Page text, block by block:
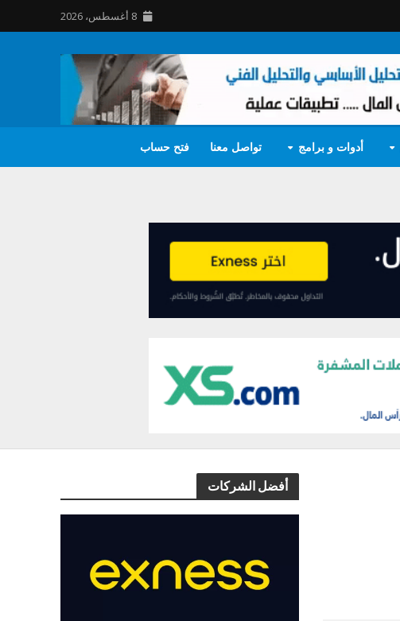
8 أغسطس، 2026
أدوات و برامج تواصل معنا فتح حساب
أفضل الشركات